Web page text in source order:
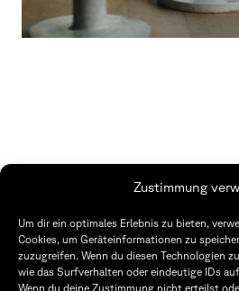
Zustimmung
Um dir ein optimales Erlebnis zu bieten,
Cookies, um Geräteinformationen zu
zuzugreifen. Wenn du diesen Technologien
wie das Surfverhalten oder eindeutige IDs
Wenn du deine Zustimmung nicht erteilst
THWS | Fakultät Gestaltung
Technische Hochschule
Würzburg-Schweinfurt
Sanderheinrichsleitenweg 20
Montag
8:30 –